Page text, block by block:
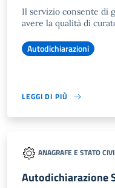
Il servizio consente di
avere la qualità di
Autodichiarazioni
LEGGI DI PIÙ
ANAGRAFE E STATO
Autodichiarazione